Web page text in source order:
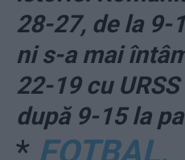
28-27, de la 9-
ni s-a mai
22-19 cu
după 9-15 la